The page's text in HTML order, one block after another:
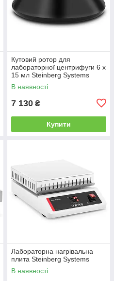
Кутовий ротор для
лабораторної центрифуги 6 х
15 мл Steinberg Systems
В наявності
7 130 ₴
Купити
Лабораторна нагрівальна
плита Steinberg Systems
В наявності